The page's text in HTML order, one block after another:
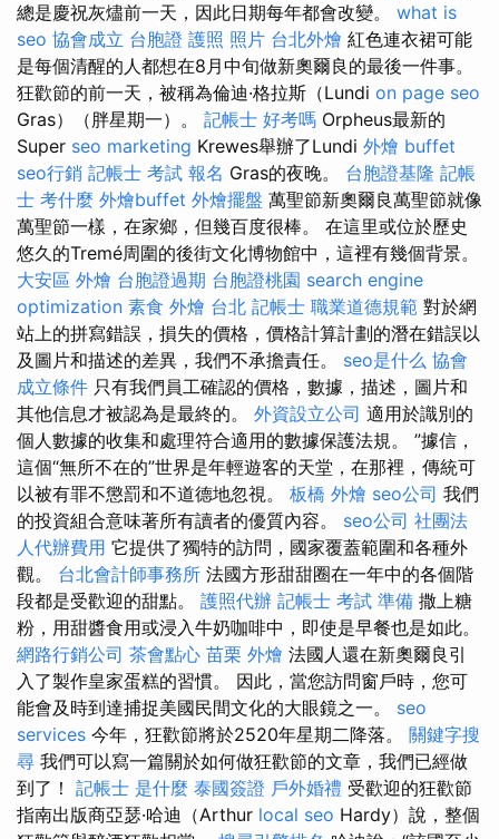
總是慶祝灰燼前一天，因此日期每年都會改變。 what is
seo 協會成立 台胞證 護照 照片 台北外燴 紅色連衣裙可能
是每個清醒的人都想在8月中旬做新奧爾良的最後一件事。
狂歡節的前一天，被稱為倫迪·格拉斯（Lundi on page seo
Gras）（胖星期一）。 記帳士 好考嗎 Orpheus最新的
Super seo marketing Krewes舉辦了Lundi 外燴 buffet
seo行銷 記帳士 考試 報名 Gras的夜晚。 台胞證基隆 記帳
士 考什麼 外燴buffet 外燴擺盤 萬聖節新奧爾良萬聖節就像
萬聖節一樣，在家鄉，但幾百度很棒。 在這里或位於歷史
悠久的Tremé周圍的後街文化博物館中，這裡有幾個背景。
大安區 外燴 台胞證過期 台胞證桃園 search engine
optimization 素食 外燴 台北 記帳士 職業道德規範 對於網
站上的拼寫錯誤，損失的價格，價格計算計劃的潛在錯誤以
及圖片和描述的差異，我們不承擔責任。 seo是什么 協會
成立條件 只有我們員工確認的價格，數據，描述，圖片和
其他信息才被認為是最終的。 外資設立公司 適用於識別的
個人數據的收集和處理符合適用的數據保護法規。 ”據信，
這個“無所不在的”世界是年輕遊客的天堂，在那裡，傳統可
以被有罪不懲罰和不道德地忽視。 板橋 外燴 seo公司 我們
的投資組合意味著所有讀者的優質內容。 seo公司 社團法
人代辦費用 它提供了獨特的訪問，國家覆蓋範圍和各種外
觀。 台北會計師事務所 法國方形甜甜圈在一年中的各個階
段都是受歡迎的甜點。 護照代辦 記帳士 考試 準備 撒上糖
粉，用甜醬食用或浸入牛奶咖啡中，即使是早餐也是如此。
網路行銷公司 茶會點心 苗栗 外燴 法國人還在新奧爾良引
入了製作皇家蛋糕的習慣。 因此，當您訪問窗戶時，您可
能會及時到達捕捉美國民間文化的大眼鏡之一。 seo
services 今年，狂歡節將於2520年星期二降落。 關鍵字搜
尋 我們可以寫一篇關於如何做狂歡節的文章，我們已經做
到了！ 記帳士 是什麼 泰國簽證 戶外婚禮 受歡迎的狂歡節
指南出版商亞瑟·哈迪（Arthur local seo Hardy）說，整個